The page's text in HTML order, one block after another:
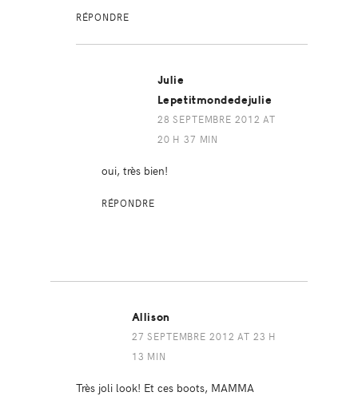
RÉPONDRE
Julie
Lepetitmondedejulie
28 SEPTEMBRE 2012 AT
20 H 37 MIN
oui, très bien!
RÉPONDRE
Allison
27 SEPTEMBRE 2012 AT 23 H
13 MIN
Très joli look! Et ces boots, MAMMA